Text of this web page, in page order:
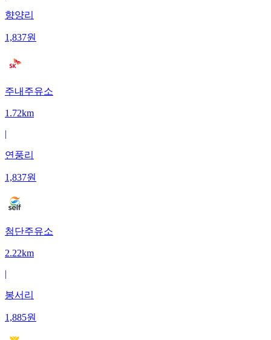
향양리
1,837원
주내주유소
1.72km
|
연풍리
1,837원
첨단주유소
2.22km
|
봉서리
1,885원